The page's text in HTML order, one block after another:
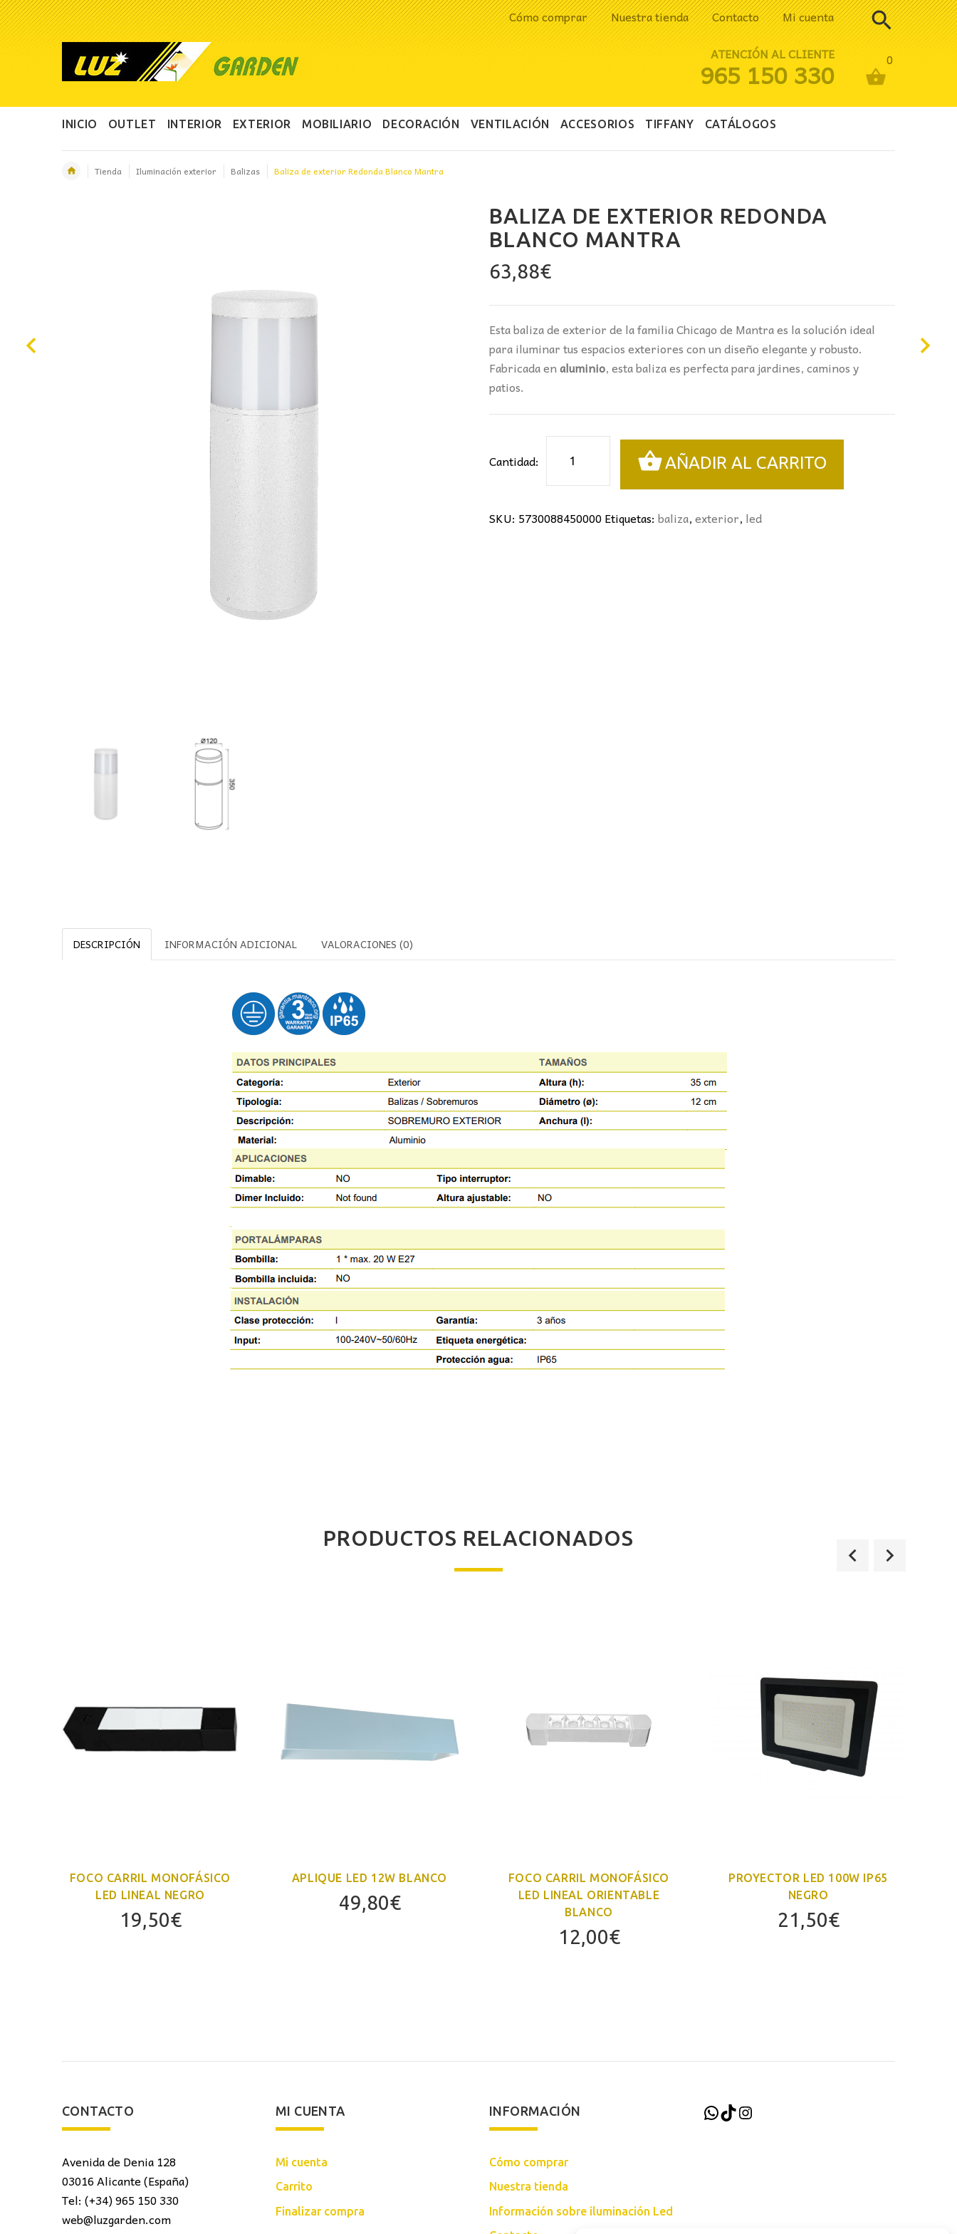
Cómo comprar Nuestra tienda Contacto Mi cuenta
0
ATENCIÓN AL CLIENTE
965 150 330
INICIO OUTLET INTERIOR EXTERIOR MOBILIARIO DECORACIÓN VENTILACIÓN ACCESORIOS TIFFANY CATÁLOGOS
Tienda Iluminación exterior Balizas Baliza de exterior Redonda Blanco Mantra
BALIZA DE EXTERIOR REDONDA
BLANCO MANTRA
63,88€
Esta baliza de exterior de la familia Chicago de Mantra es la solución ideal
para iluminar tus espacios exteriores con un diseño elegante y robusto.
Fabricada enaluminio, esta baliza es perfecta para jardines, caminos y
patios.
Cantidad:
exterior
Blanco
AÑADIR AL CARRITO
SKU: 5730088450000Etiquetas: baliza,exterior, led
DESCRIPCIÓN INFORMACIÓN ADICIONAL VALORACIONES (0)
PRODUCTOS RELACIONADOS
FOCO CARRIL MONOFÁSICO
LED LINEAL NEGRO
19,50€
APLIQUE LED 12W BLANCO
49,80€
FOCO CARRIL MONOFÁSICO
LED LINEAL ORIENTABLE
BLANCO
12,00€
PROYECTOR LED 100W IP65
NEGRO
21,50€
CONTACTO
Avenida de Denia 128
03016 Alicante (España)
Tel: (+34) 965 150 330
web@luzgarden.com
MI CUENTA
Mi cuenta
Carrito
Finalizar compra
INFORMACIÓN
Cómo comprar
Nuestra tienda
Información sobre iluminación Led
WhatsApp
TikTokInstagram